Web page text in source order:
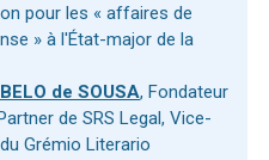
pour les « affaires de
» à l'État-major de la
de SOUSA, Fondateur
de SRS Legal, Vice-
Grémio Literario